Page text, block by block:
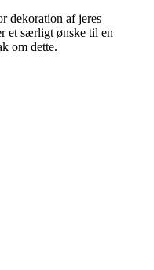
dekoration af jeres
et særligt ønske til en
om dette.